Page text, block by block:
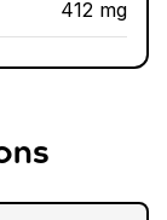
412 mg